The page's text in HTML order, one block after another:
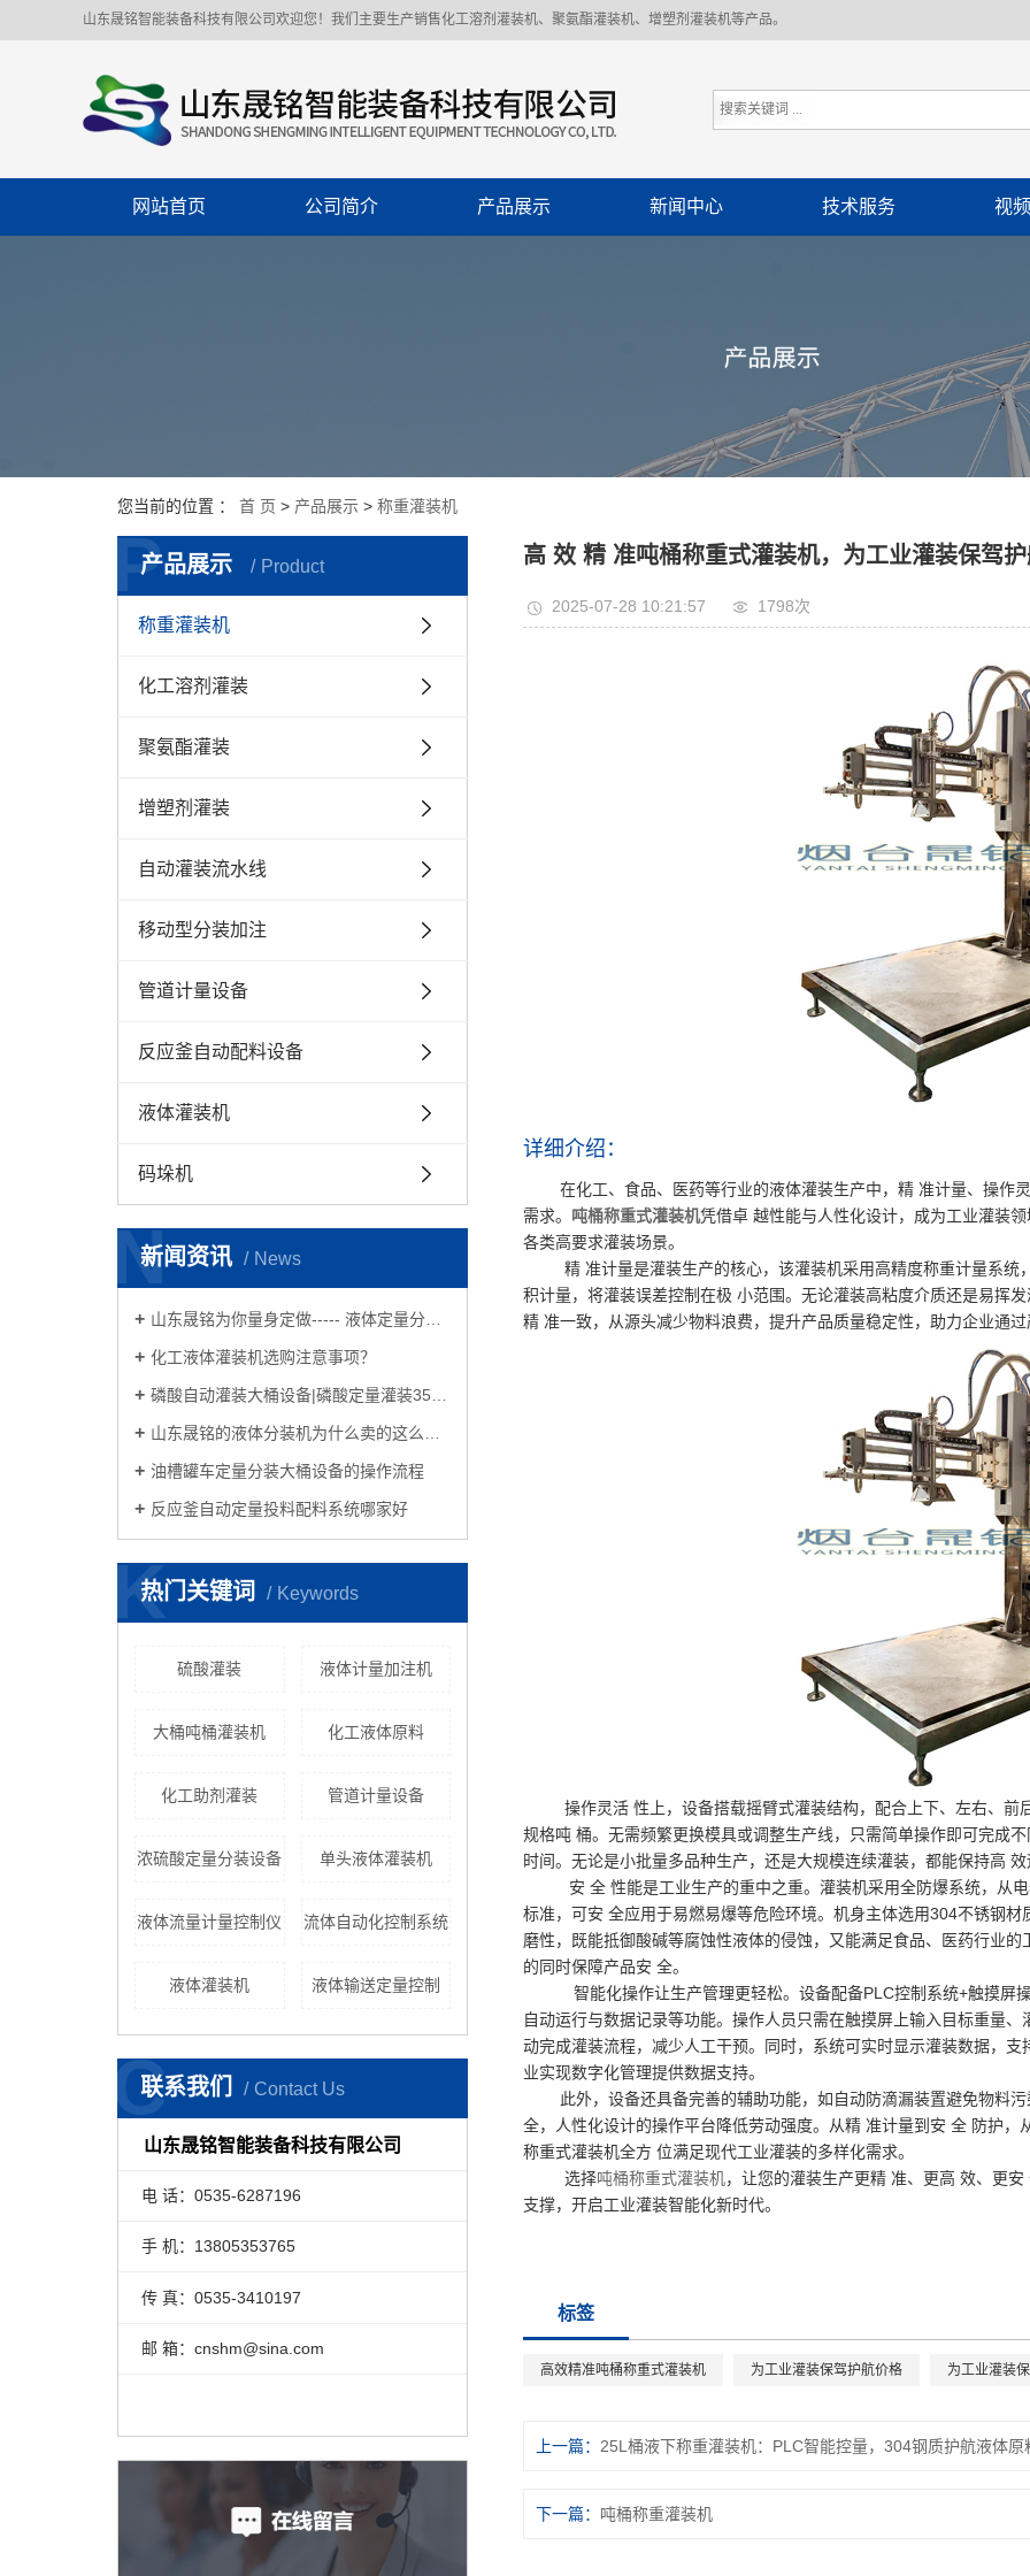
山东晟铭智能装备科技有限公司欢迎您！我们主要生产销售化工溶剂灌装机、聚氨酯灌装机、增塑剂灌装机等产品。
网站首页 公司简介 产品展示
移动型分装加注
反应釜自动配料设备
液体灌装机
新闻中心 技术服务 视
您当前的位置 ： 首 页 > 产品展示 > 称重灌装机
产品展示 Product
P
称重灌装机
化工溶剂灌装
聚氨酯灌装
增塑剂灌装
自动灌装流水线
移动型分装加注
管道计量设备
反应釜自动配料设备
液体灌装机
码垛机
新闻资讯 News
N
山东晟铭为你量身定做----- 液体定量分装大桶机、称重灌装机、塑料袋铝箔袋灌装机、反应釜配料设备
化工液体灌装机选购注意事项？
磷酸自动灌装大桶设备|磷酸定量灌装35kg塑料桶分装设备
山东晟铭的液体分装机为什么卖的这么火？
油槽罐车定量分装大桶设备的操作流程
反应釜自动定量投料配料系统哪家好
热门关键词 Keywords
K
硫酸灌装 液体计量加注机
大桶吨桶灌装机 化工液体原料
化工助剂灌装 管道计量设备
浓硫酸定量分装设备 单头液体灌装机
液体流量计量控制仪 流体自动化控制系统
液体灌装机 液体输送定量控制
联系我们 Contact Us
C
山东晟铭智能装备科技有限公司
电 话：0535-6287196
手 机：13805353765
传 真：0535-3410197
邮 箱：cnshm@sina.com
高 效 精 准吨桶称重式灌装机，为工业灌装保驾
2025-07-28 10:21:57 1798次
详细介绍：
在化工、食品、医药等行业的液体灌装生产中，精 准计量、操作
需求。 吨桶称重式灌装机凭借卓 越性能与人性化设计，成为工业灌装
各类高要求灌装场景。
精 准计量是灌装生产的核心，该灌装机采用高精度称重计量系统
积计量，将灌装误差控制在极 小范围。无论灌装高粘度介质还是易挥
精 准一致，从源头减少物料浪费，提升产品质量稳定性，助力企业通
操作灵活 性上，设备搭载摇臂式灌装结构，配合上下、左右、前
规格吨 桶。无需频繁更换模具或调整生产线，只需简单操作即可完成
时间。无论是小批量多品种生产，还是大规模连续灌装，都能保持高
安 全 性能是工业生产的重中之重。灌装机采用全防爆系统，从电
标准，可安 全应用于易燃易爆等危险环境。机身主体选用304不锈钢材
磨性，既能抵御酸碱等腐蚀性液体的侵蚀，又能满足食品、医药行业的
的同时保障产品安 全。
智能化操作让生产管理更轻松。设备配备PLC控制系统+触摸屏操
自动运行与数据记录等功能。操作人员只需在触摸屏上输入目标重量、
动完成灌装流程，减少人工干预。同时，系统可实时显示灌装数据，支
业实现数字化管理提供数据支持。
此外，设备还具备完善的辅助功能，如自动防滴漏装置避免物料污
全，人性化设计的操作平台降低劳动强度。从精 准计量到安 全 防护，
称重式灌装机全方 位满足现代工业灌装的多样化需求。
选择吨桶称重式灌装机，让您的灌装生产更精 准、更高 效、更
支撑，开启工业灌装智能化新时代。
标签
高效精准吨桶称重式灌装机 为工业灌装保驾护航价格 为工业灌装
上一篇： 25L桶液下称重灌装机：PLC智能控量，304钢质护航液体原
下一篇： 吨桶称重灌装机